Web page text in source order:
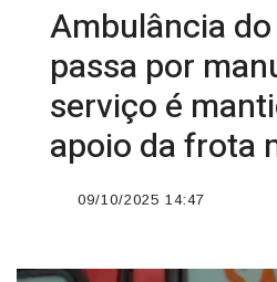
Ambulância
passa por
serviço é
apoio da frota
09/10/2025 14:47